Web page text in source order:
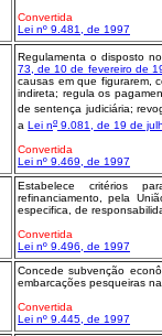
Convertida
Lei nº 9.481, de 1997
Regulamenta o disposto
73, de 10 de fevereiro de
causas em que figurarem,
indireta; regula os
de sentença judiciária;
a Lei no 9.081, de 19 de
Convertida
Lei nº 9.469, de 1997
Estabelece critérios
refinanciamento, pela
especifica, de
Convertida
Lei nº 9.496, de 1997
Concede subvenção
embarcações pesqueiras
Convertida
Lei nº 9.445, de 1997